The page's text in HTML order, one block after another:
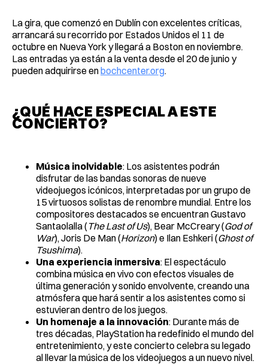
La gira, que comenzó en Dublín con excelentes críticas,
arrancará su recorrido por Estados Unidos el 11 de
octubre en Nueva York y llegará a Boston en noviembre.
Las entradas ya están a la venta desde el 20 de junio y
pueden adquirirse enbochcenter.org.
¿QUÉ HACE ESPECIAL A ESTE
CONCIERTO?
Música inolvidable: Los asistentes podrán
disfrutar de las bandas sonoras de nueve
videojuegos icónicos, interpretadas por un grupo de
15 virtuosos solistas de renombre mundial. Entre los
compositores destacados se encuentran Gustavo
Santaolalla (The Last of Us), Bear McCreary (God of
War), Joris De Man (Horizon) e Ilan Eshkeri (Ghost of
Tsushima).
Una experiencia inmersiva: El espectáculo
combina música en vivo con efectos visuales de
última generación y sonido envolvente, creando una
atmósfera que hará sentir a los asistentes como si
estuvieran dentro de los juegos.
Un homenaje a la innovación: Durante más de
tres décadas, PlayStation ha redefinido el mundo del
entretenimiento, y este concierto celebra su legado
al llevar la música de los videojuegos a un nuevo nivel.